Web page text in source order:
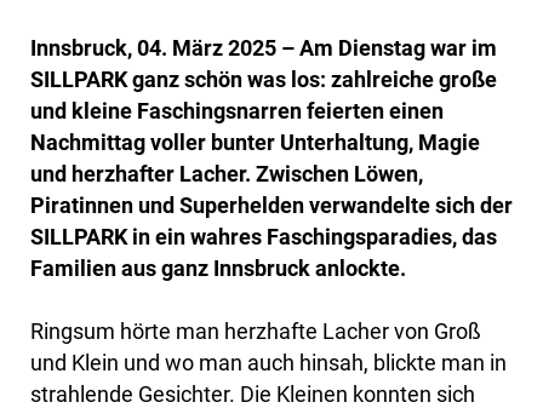
Innsbruck, 04. März 2025 – Am Dienstag war im
SILLPARK ganz schön was los: zahlreiche große
und kleine Faschingsnarren feierten einen
Nachmittag voller bunter Unterhaltung, Magie
und herzhafter Lacher. Zwischen Löwen,
Piratinnen und Superhelden verwandelte sich der
SILLPARK in ein wahres Faschingsparadies, das
Familien aus ganz Innsbruck anlockte.
Ringsum hörte man herzhafte Lacher von Groß
und Klein und wo man auch hinsah, blickte man in
strahlende Gesichter. Die Kleinen konnten sich